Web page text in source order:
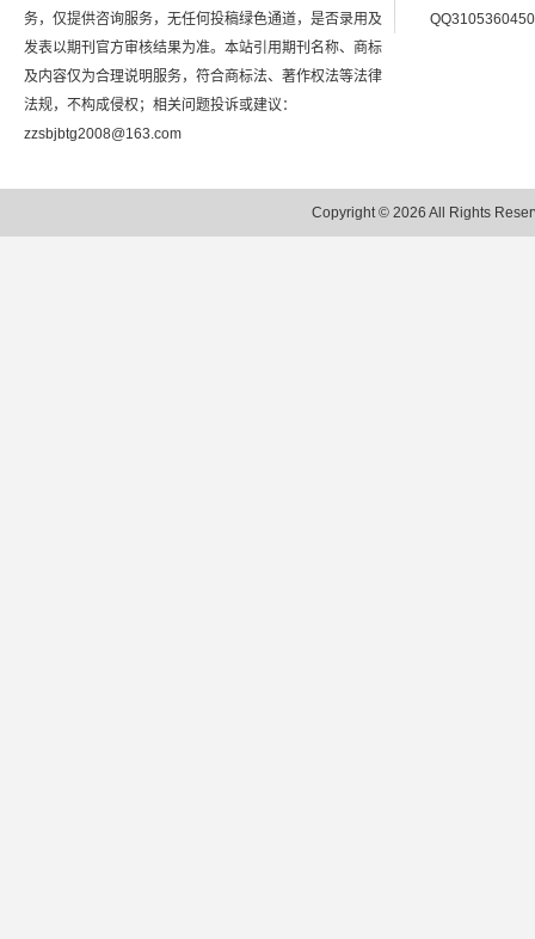
务，仅提供咨询服务，无任何投稿绿色通道，是否录用及
发表以期刊官方审核结果为准。本站引用期刊名称、商标
及内容仅为合理说明服务，符合商标法、著作权法等法律
法规，不构成侵权；相关问题投诉或建议：
zzsbjbtg2008@163.com
QQ3105360450
Copyright © 2026 All Rights